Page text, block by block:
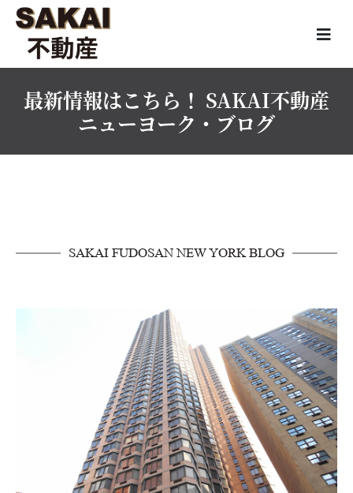
最新情報はこちら！ SAKAI不動産
ニューヨーク・ブログ
SAKAI FUDOSAN NEW YORK BLOG